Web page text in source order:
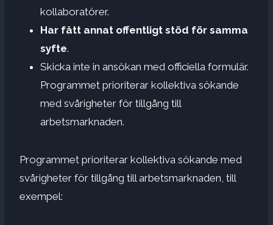
kollaboratörer.
Har fått annat offentligt stöd för samma
syfte.
Skicka inte in ansökan med officiella formulär.
Programmet prioriterar kollektiva sökande
med svårigheter för tillgång till
arbetsmarknaden.
Programmet prioriterar kollektiva sökande med
svårigheter för tillgång till arbetsmarknaden, till
exempel: